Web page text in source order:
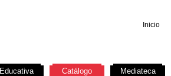
Inicio
Educativa Catálogo Mediateca